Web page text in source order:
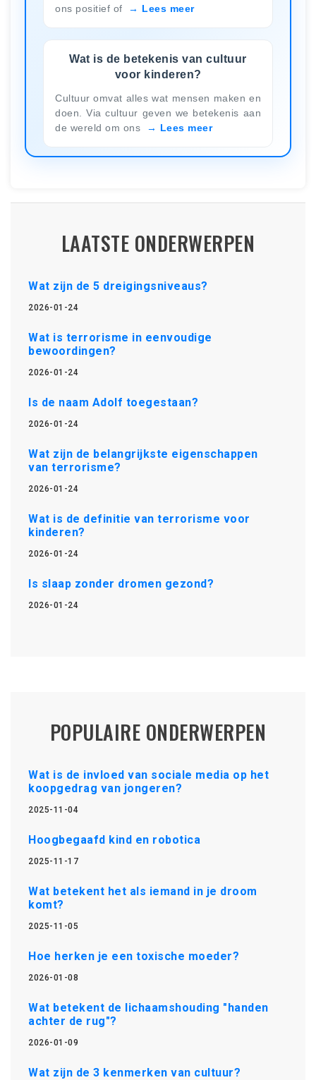
ons positief of
Lees meer
Wat is de betekenis van cultuur
voor kinderen?
Cultuur omvat alles wat mensen maken en
doen. Via cultuur geven we betekenis aan
de wereld om ons
Lees meer
LAATSTE ONDERWERPEN
Wat zijn de 5 dreigingsniveaus?
2026-01-24
Wat is terrorisme in eenvoudige
bewoordingen?
2026-01-24
Is de naam Adolf toegestaan?
2026-01-24
Wat zijn de belangrijkste eigenschappen
van terrorisme?
2026-01-24
Wat is de definitie van terrorisme voor
kinderen?
2026-01-24
Is slaap zonder dromen gezond?
2026-01-24
POPULAIRE ONDERWERPEN
Wat is de invloed van sociale media op het
koopgedrag van jongeren?
2025-11-04
Hoogbegaafd kind en robotica
2025-11-17
Wat betekent het als iemand in je droom
komt?
2025-11-05
Hoe herken je een toxische moeder?
2026-01-08
Wat betekent de lichaamshouding "handen
achter de rug"?
2026-01-09
Wat zijn de 3 kenmerken van cultuur?